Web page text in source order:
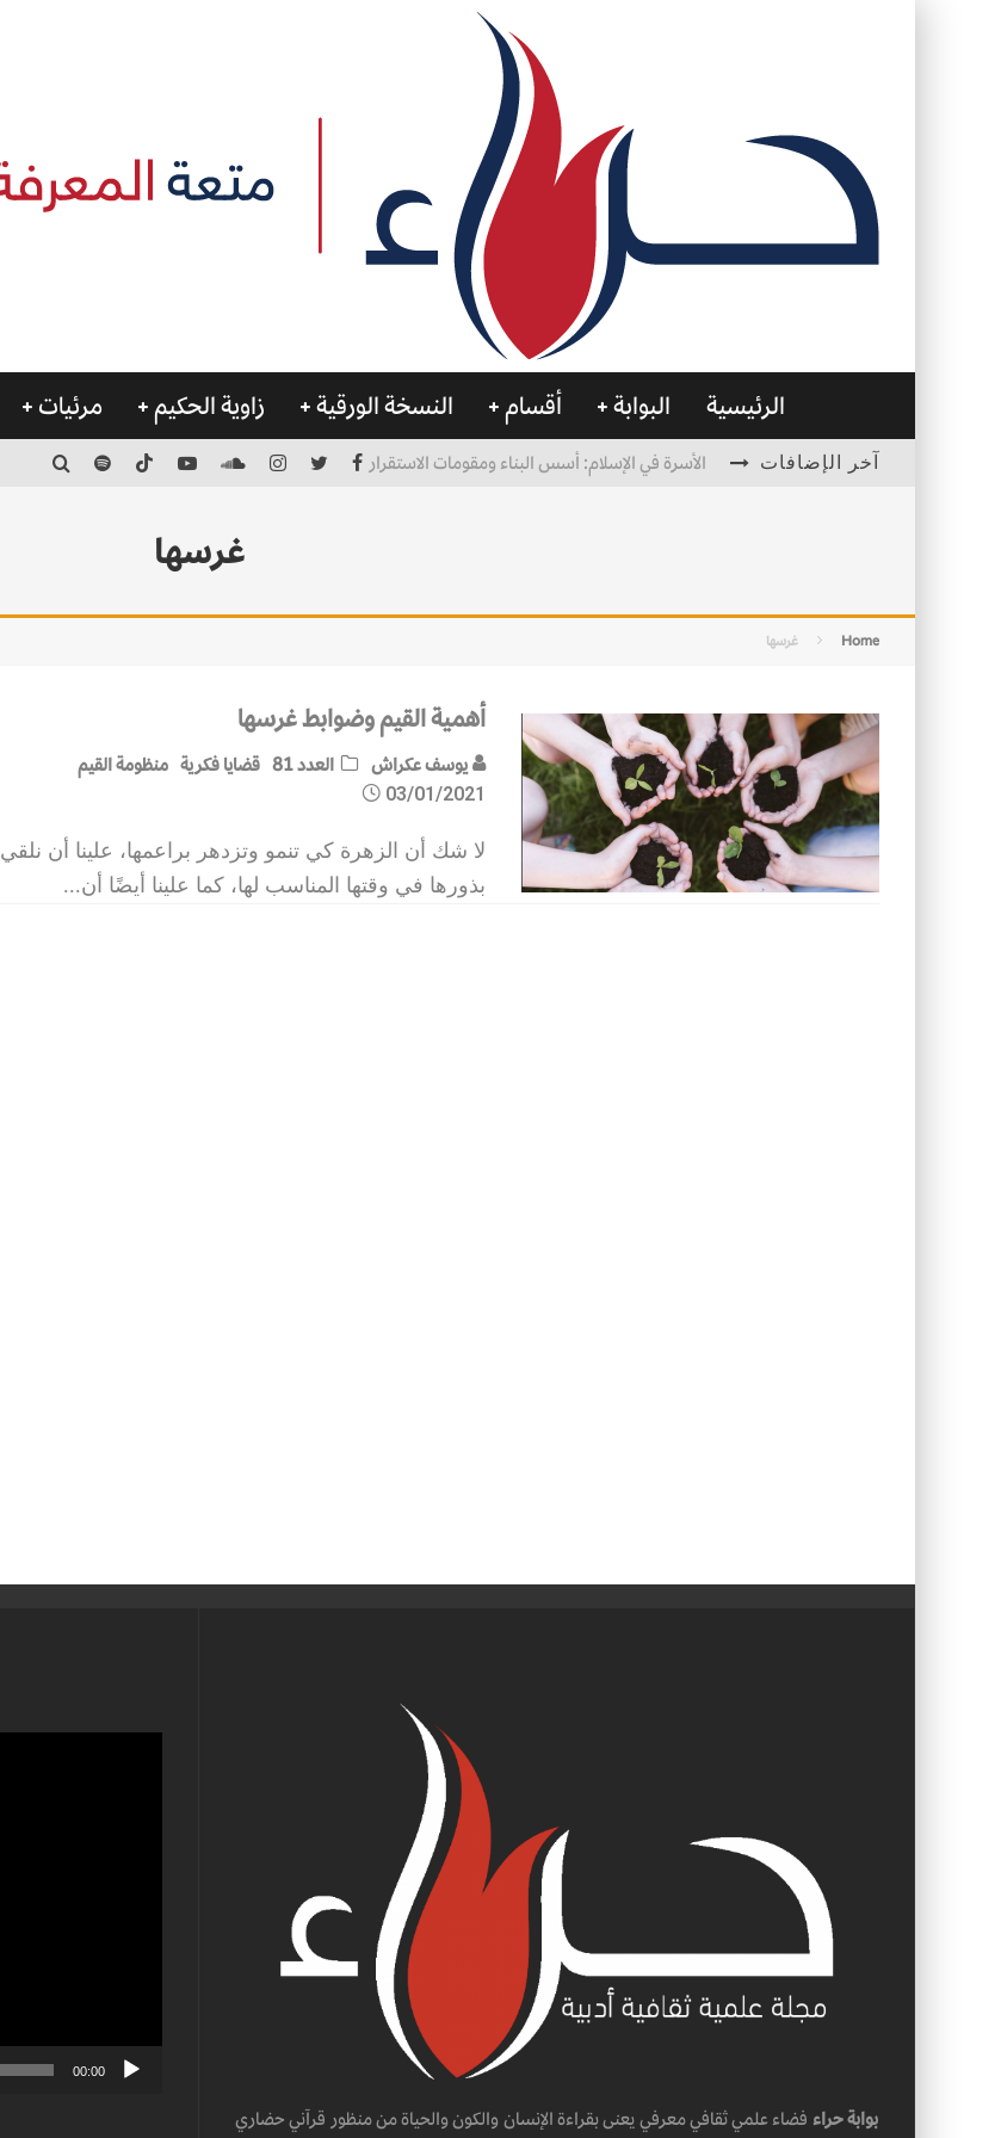
الرئيسية البوابة أقسام النسخة الورقية زاوية الحكيم مرئيات
آخر الإضافات الأسرة في الإسلام: أسس البناء ومقومات الاستقرار
غرسها
Home غرسها
أهمية القيم وضوابط غرسها
يوسف عكراش العدد 81 قضايا فكرية منظومة القيم
03/01/2021
لا شك أن الزهرة كي تنمو وتزدهر براعمها، علينا أن نلقي
بذورها في وقتها المناسب لها، كما علينا أيضًا أن...
بوابة حراء فضاء علمي ثقافي معرفي يعنى بقراءة الإنسان والكون والحياة من منظور قرآني حضاري
00:00